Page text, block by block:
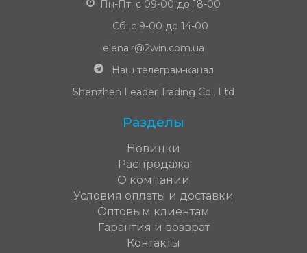
Пн-Пт: с 09-00 до 18-00
Сб: с 9-00 до 14-00
elena.r@2win.com.ua
Наш телеграм-канал
Shenzhen Leader Trading Co., Ltd
Разделы
Новинки
Распродажа
О компании
Условия оплаты и доставки
Оптовым клиентам
Гарантия и возврат
Контакты